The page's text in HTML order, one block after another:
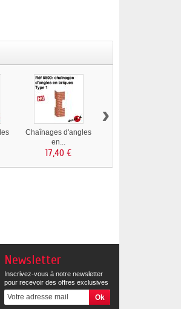
Chaînages d'angles
en...
17,40 €
›
Newsletter
Inscrivez-vous à notre newsletter
pour recevoir des offres exclusives